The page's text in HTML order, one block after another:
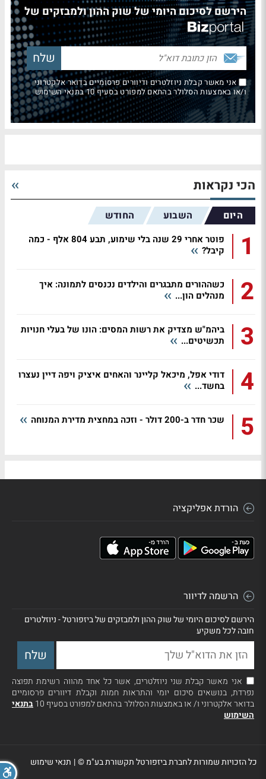
הירשם לסיכום היומי של שוק ההון ולמבזקים של
אני מאשר קבלת ניוזלטרים ודיוורים פרסומיים בדואר אלקטרוני
ו/או באמצעות הסלולר בהתאם למפורט בסעיף 10 בתנאי השימוש
הכי נקראות
היום השבוע החודש
1
פוטר אחרי 29 שנה בלי שימוע, תבע 804 אלף - כמה
קיבל?
2
כשההורים מתבגרים והילדים נכנסים לתמונה: איך
מנהלים הון...
3
ביהמ"ש מצדיק את רשות המסים: הונו של בעלי חנויות
תכשיטים...
4
דודי אפל, מיכאל קליינר והאחים איציק ויפה דיין נעצרו
בחשד...
5 שכר חדר ב-200 דולר - וזכה במחצית מדירת המנוחה
הורדת אפליקציה
הרשמה לדיוור
הירשם לסיכום היומי של שוק ההון ולמבזקים של ביזפורטל - ניוזלטרים
חובה לכל משקיע
אני מאשר קבלת שני ניוזלטרים, אשר כל אחד מהווה רשימת תפוצה
נפרדת, בנושאים סיכום יומי והתראות חמות וקבלת דיוורים פרסומיים
בדואר אלקטרוני ו/ או באמצעות הסלולר בהתאם למפורט בסעיף 10
בתנאי
השימוש
כל הזכויות שמורות לחברת ביזפורטל תקשורת בע"מ ©| תנאי שימוש